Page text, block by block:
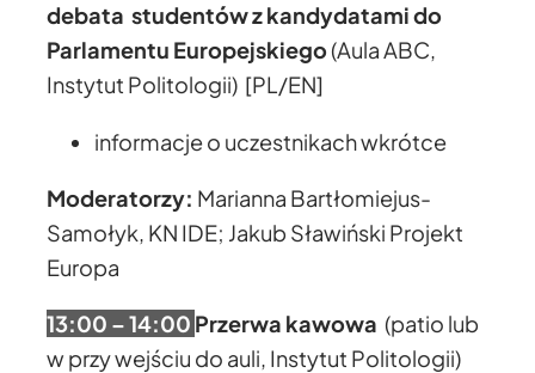
debata studentów z kandydatami do
Parlamentu Europejskiego(Aula ABC,
Instytut Politologii) [PL/EN]
informacje o uczestnikach wkrótce
Moderatorzy: Marianna Bartłomiejus-
Samołyk, KN IDE; Jakub Sławiński Projekt
Europa
13:00 – 14:00 Przerwa kawowa (patio lub
w przy wejściu do auli, Instytut Politologii)